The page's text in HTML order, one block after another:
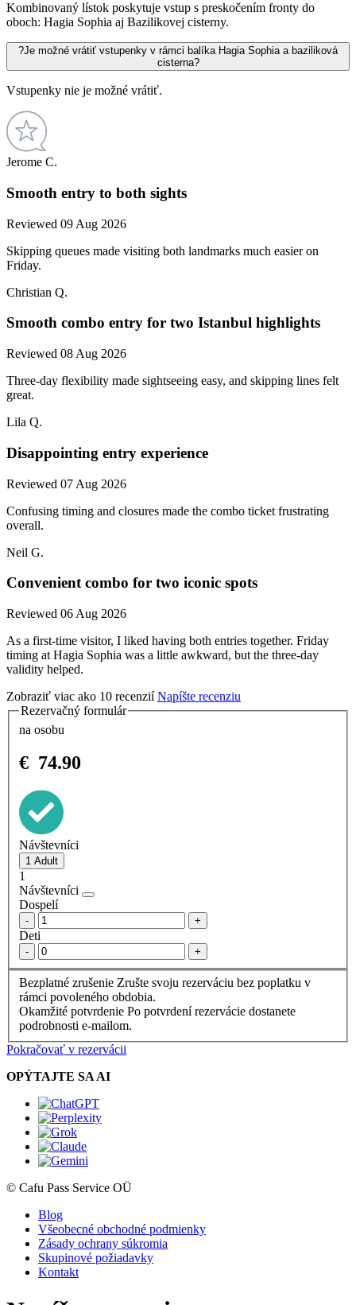
Kombinovaný lístok poskytuje vstup s preskočením fronty do
oboch: Hagia Sophia aj Bazilikovej cisterny.
?Je možné vrátiť vstupenky v rámci balíka Hagia Sophia a baziliková
cisterna?
Vstupenky nie je možné vrátiť.
Jerome C.
Smooth entry to both sights
Reviewed 09 Aug 2026
Skipping queues made visiting both landmarks much easier on
Friday.
Christian Q.
Smooth combo entry for two Istanbul highlights
Reviewed 08 Aug 2026
Three-day flexibility made sightseeing easy, and skipping lines felt
great.
Lila Q.
Disappointing entry experience
Reviewed 07 Aug 2026
Confusing timing and closures made the combo ticket frustrating
overall.
Neil G.
Convenient combo for two iconic spots
Reviewed 06 Aug 2026
As a first-time visitor, I liked having both entries together. Friday
timing at Hagia Sophia was a little awkward, but the three-day
validity helped.
Zobraziť viac ako 10 recenzií Napíšte recenziu
Rezervačný formulár
na osobu
€ 74.90
Návštevníci
1
Návštevníci
Dospelí
- +
Deti
- +
Bezplatné zrušenie Zrušte svoju rezerváciu bez poplatku v
rámci povoleného obdobia.
Okamžité potvrdenie Po potvrdení rezervácie dostanete
podrobnosti e-mailom.
Pokračovať v rezervácii
OPÝTAJTE SA AI
© Cafu Pass Service OÜ
Blog
Všeobecné obchodné podmienky
Zásady ochrany súkromia
Skupinové požiadavky
Kontakt